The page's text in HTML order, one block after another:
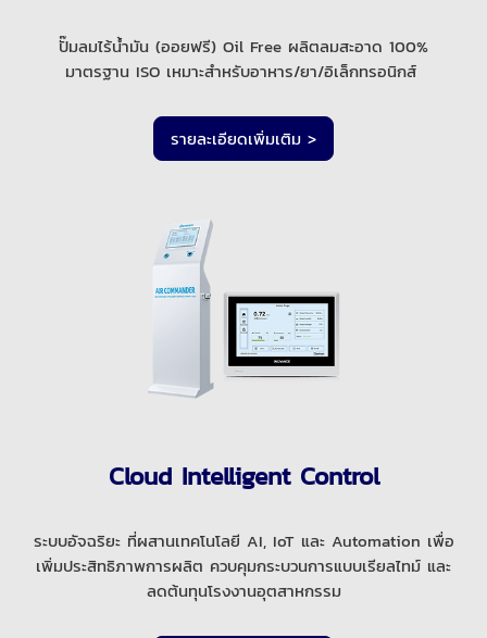
ปั๊มลมไร้น้ำมัน (ออยฟรี) Oil Free ผลิตลมสะอาด 100%
มาตรฐาน ISO เหมาะสำหรับอาหาร/ยา/อิเล็กทรอนิกส์
รายละเอียดเพิ่มเติม >
Cloud Intelligent Control
ระบบอัจฉริยะ ที่ผสานเทคโนโลยี AI, IoT และ Automation เพื่อ
เพิ่มประสิทธิภาพการผลิต ควบคุมกระบวนการแบบเรียลไทม์ และ
ลดต้นทุนโรงงานอุตสาหกรรม